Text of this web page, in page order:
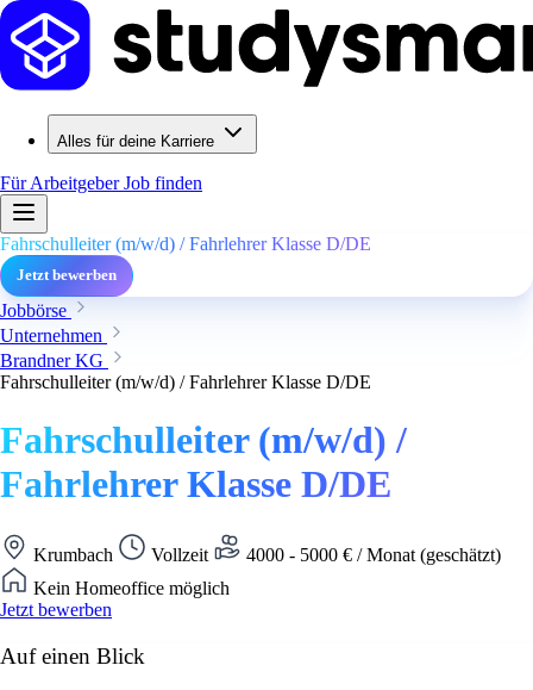
Alles für deine Karriere
Für ArbeitgeberJob finden
Fahrschulleiter (m/w/d) / Fahrlehrer Klasse D/DE
Jetzt bewerben
Jobbörse
Unternehmen
Brandner KG
Fahrschulleiter (m/w/d) / Fahrlehrer Klasse D/DE
Fahrschulleiter (m/w/d) /
Fahrlehrer Klasse D/DE
Krumbach Vollzeit
4000 - 5000 € / Monat (geschätzt)
Kein Homeoffice möglich
Jetzt bewerben
Auf einen Blick